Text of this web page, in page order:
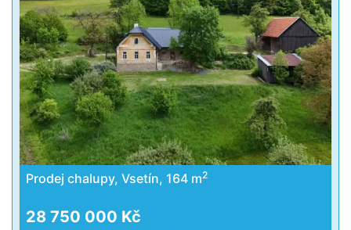
Prodej chalupy, Vsetín, 164 m2
28 750 000 Kč